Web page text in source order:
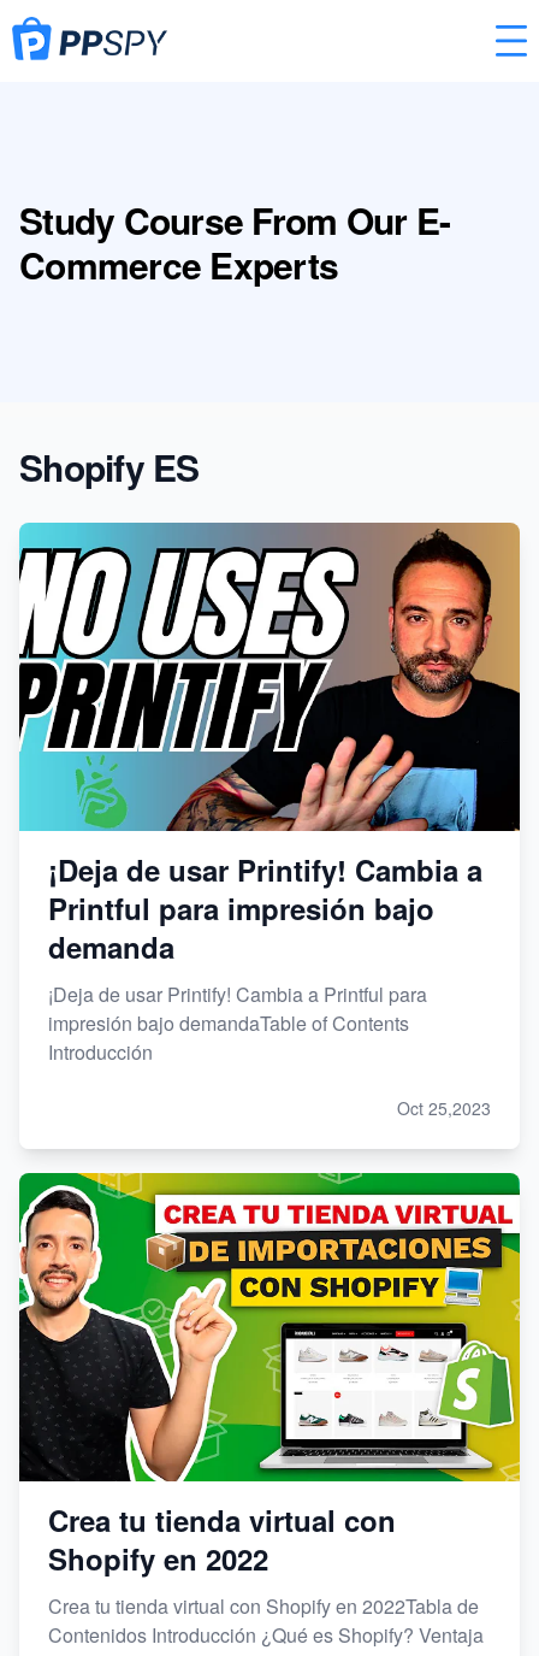
Study Course From Our E-
Commerce Experts
Shopify ES
¡Deja de usar Printify! Cambia a
Printful para impresión bajo
demanda
¡Deja de usar Printify! Cambia a Printful para
impresión bajo demandaTable of Contents
Introducción
Oct 25,2023
Crea tu tienda virtual con
Shopify en 2022
Crea tu tienda virtual con Shopify en 2022Tabla de
Contenidos Introducción ¿Qué es Shopify? Ventaja